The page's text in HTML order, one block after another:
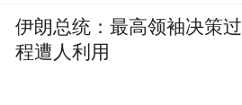
伊朗总统：最高领袖决策过
程遭人利用